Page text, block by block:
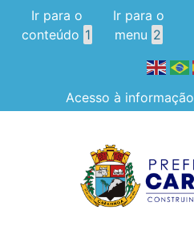
Ir para o
conteúdo 1
Ir para o
menu 2
Acesso à informação